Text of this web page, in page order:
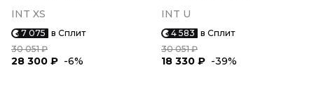
INT XS
7 075 в Сплит
30 051 ₽
28 300 ₽ -6%
INT U
4 583 в Сплит
30 051 ₽
18 330 ₽ -39%